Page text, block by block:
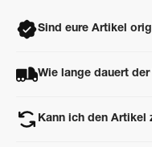
Sind eure Artikel
Artikel wird vor dem
Wie lange dauert der
versandbereit. Artikel
Kann ich den Artikel